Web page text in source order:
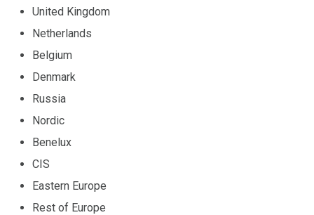
United Kingdom
Netherlands
Belgium
Denmark
Russia
Nordic
Benelux
CIS
Eastern Europe
Rest of Europe